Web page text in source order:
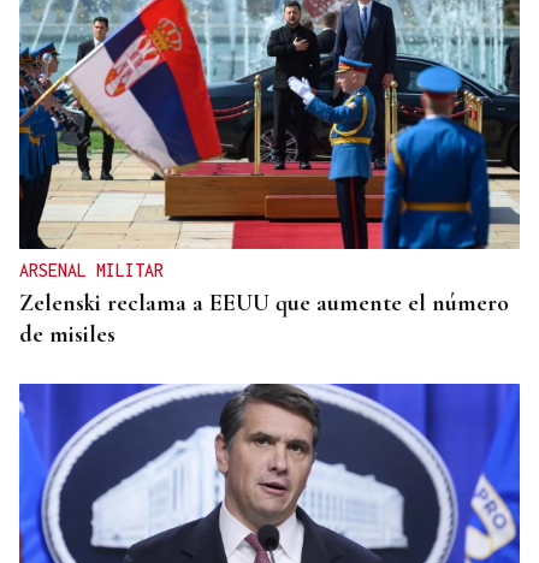
ARSENAL MILITAR
Zelenski reclama a EEUU que aumente el número
de misiles